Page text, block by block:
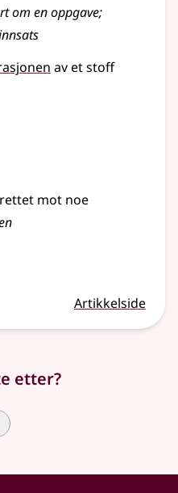
om en oppgave;
av et stoff
mot noe
Artikkelside
etter?